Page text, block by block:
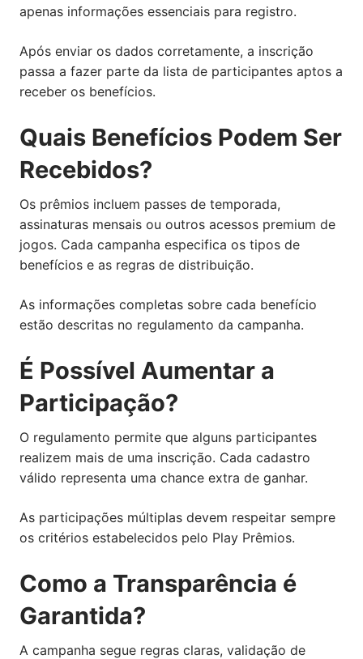
apenas informações essenciais para registro.
Após enviar os dados corretamente, a inscrição
passa a fazer parte da lista de participantes aptos a
receber os benefícios.
Quais Benefícios Podem Ser
Recebidos?
Os prêmios incluem passes de temporada,
assinaturas mensais ou outros acessos premium de
jogos. Cada campanha especifica os tipos de
benefícios e as regras de distribuição.
As informações completas sobre cada benefício
estão descritas no regulamento da campanha.
É Possível Aumentar a
Participação?
O regulamento permite que alguns participantes
realizem mais de uma inscrição. Cada cadastro
válido representa uma chance extra de ganhar.
As participações múltiplas devem respeitar sempre
os critérios estabelecidos pelo Play Prêmios.
Como a Transparência é
Garantida?
A campanha segue regras claras, validação de